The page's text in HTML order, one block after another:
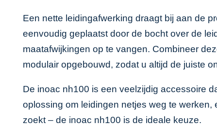
Een nette leidingafwerking draagt bij aan de
eenvoudig geplaatst door de bocht over de
maatafwijkingen op te vangen. Combineer
modulair opgebouwd, zodat u altijd de juiste
De inoac nh100 is een veelzijdig accessoire
oplossing om leidingen netjes weg te
zoekt – de inoac nh100 is de ideale keuze.